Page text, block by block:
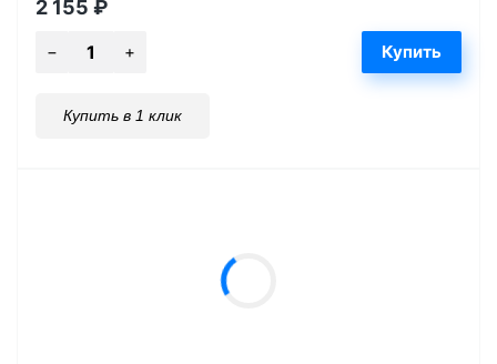
2 155 ₽
Купить в 1 клик